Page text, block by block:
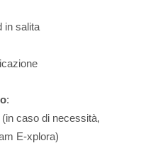
in salita
:
caso di necessità,
E-xplora)